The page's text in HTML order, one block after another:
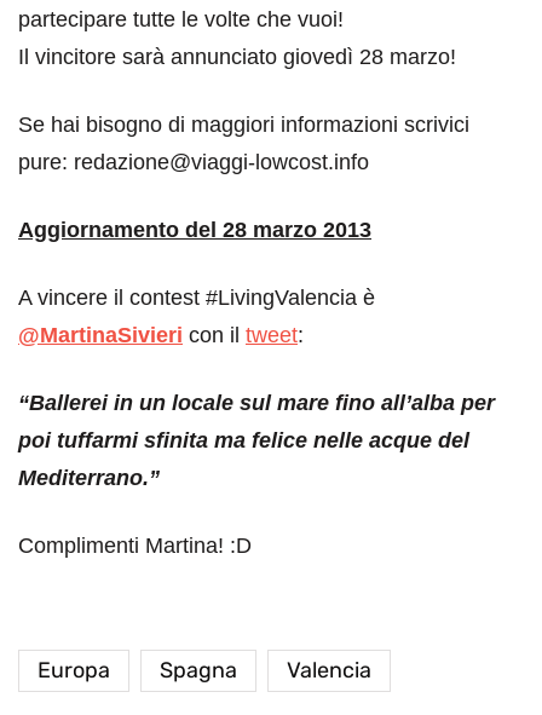
partecipare tutte le volte che vuoi!
Il vincitore sarà annunciato giovedì 28 marzo!
Se hai bisogno di maggiori informazioni scrivici
pure: redazione@viaggi-lowcost.info
Aggiornamento del 28 marzo 2013
A vincere il contest #LivingValencia è
@MartinaSivieri con il tweet:
“Ballerei in un locale sul mare fino all’alba per
poi tuffarmi sfinita ma felice nelle acque del
Mediterrano.”
Complimenti Martina! :D
Europa Spagna Valencia